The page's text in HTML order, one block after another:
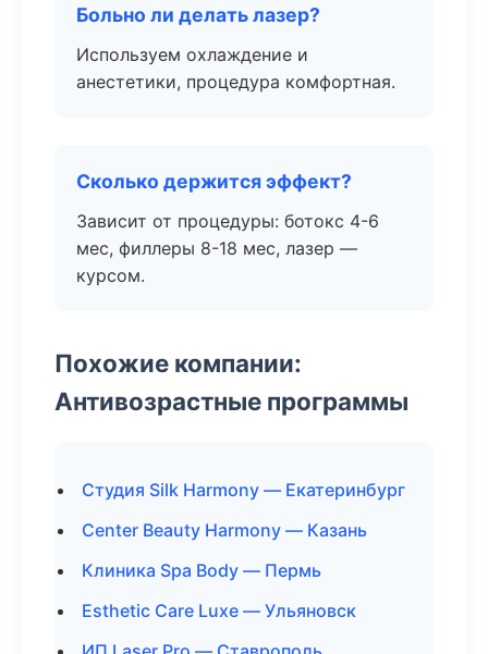
Больно ли делать лазер?
Используем охлаждение и
анестетики, процедура комфортная.
Сколько держится эффект?
Зависит от процедуры: ботокс 4-6
мес, филлеры 8-18 мес, лазер —
курсом.
Похожие компании:
Антивозрастные программы
Студия Silk Harmony — Екатеринбург
Center Beauty Harmony — Казань
Клиника Spa Body — Пермь
Esthetic Care Luxe — Ульяновск